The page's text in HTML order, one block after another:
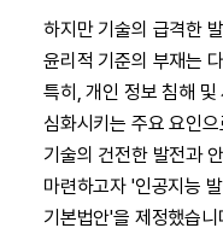
하지만 기술의 급격한
윤리적 기준의 부재는
특히, 개인 정보 침해
심화시키는 주요 요인
기술의 건전한 발전과
마련하고자 '인공지능
기본법안'을 제정했습니